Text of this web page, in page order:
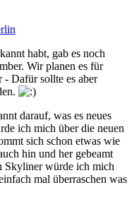
habt, gab es noch
Wir planen es für
- Dafür sollte es aber
darauf, was es neues
ich mich über die neuen
sich schon etwas wie
hin und her gebeamt
Skyliner würde ich mich
mal überraschen was